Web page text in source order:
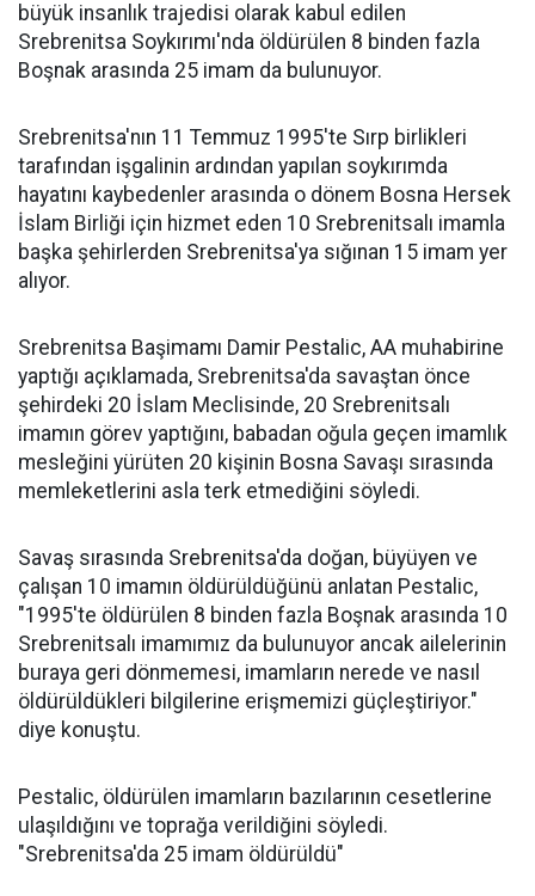
büyük insanlık trajedisi olarak kabul edilen
Srebrenitsa Soykırımı'nda öldürülen 8 binden fazla
Boşnak arasında 25 imam da bulunuyor.
Srebrenitsa'nın 11 Temmuz 1995'te Sırp birlikleri
tarafından işgalinin ardından yapılan soykırımda
hayatını kaybedenler arasında o dönem Bosna Hersek
İslam Birliği için hizmet eden 10 Srebrenitsalı imamla
başka şehirlerden Srebrenitsa'ya sığınan 15 imam yer
alıyor.
Srebrenitsa Başimamı Damir Pestalic, AA muhabirine
yaptığı açıklamada, Srebrenitsa'da savaştan önce
şehirdeki 20 İslam Meclisinde, 20 Srebrenitsalı
imamın görev yaptığını, babadan oğula geçen imamlık
mesleğini yürüten 20 kişinin Bosna Savaşı sırasında
memleketlerini asla terk etmediğini söyledi.
Savaş sırasında Srebrenitsa'da doğan, büyüyen ve
çalışan 10 imamın öldürüldüğünü anlatan Pestalic,
"1995'te öldürülen 8 binden fazla Boşnak arasında 10
Srebrenitsalı imamımız da bulunuyor ancak ailelerinin
buraya geri dönmemesi, imamların nerede ve nasıl
öldürüldükleri bilgilerine erişmemizi güçleştiriyor."
diye konuştu.
Pestalic, öldürülen imamların bazılarının cesetlerine
ulaşıldığını ve toprağa verildiğini söyledi.
"Srebrenitsa'da 25 imam öldürüldü"